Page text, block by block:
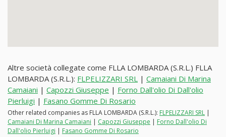
Altre società collegate come FLLA LOMBARDA (S.R.L.) FLLA
LOMBARDA (S.R.L.): FLPELIZZARI SRL | Camaiani Di Marina
Camaiani | Capozzi Giuseppe | Forno Dall'olio Di Dall'olio
Pierluigi | Fasano Gomme Di Rosario
Other related companies as FLLA LOMBARDA (S.R.L.): FLPELIZZARI SRL |
Camaiani Di Marina Camaiani | Capozzi Giuseppe | Forno Dall'olio Di
Dall'olio Pierluigi | Fasano Gomme Di Rosario